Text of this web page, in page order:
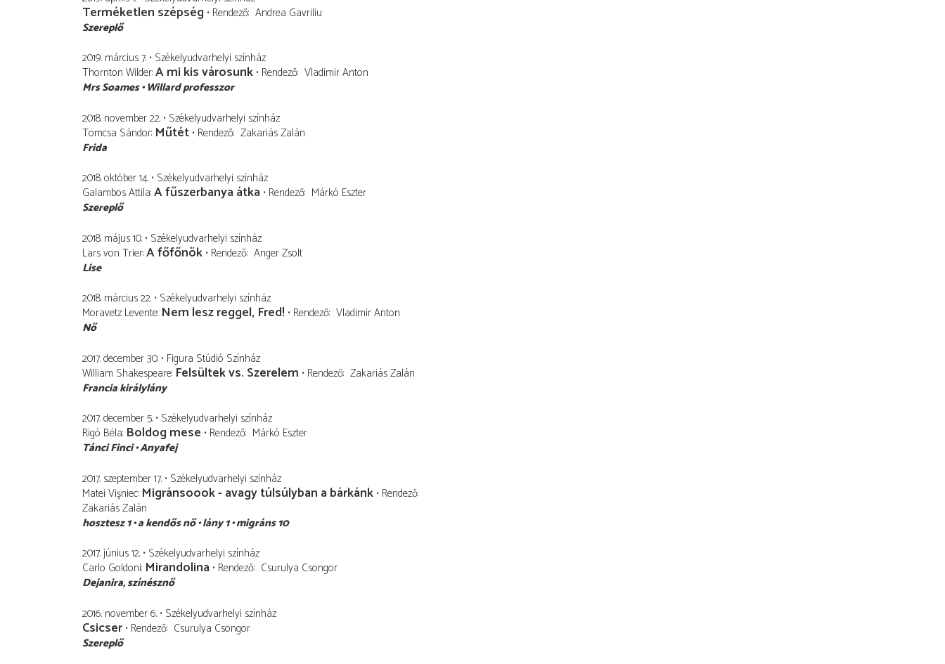
Terméketlen szépség Rendező Andrea Gavriliu
Szereplő
2019. március 7. Székelyudvarhelyi színház
Thornton Wilder A mi kis városunk Rendező Vladimir Anton
Mrs Soames Willard professzor
2018. november 22. Székelyudvarhelyi színház
Tomcsa Sándor Műtét Rendező Zakariás Zalán
Frida
2018. október 14. Székelyudvarhelyi színház
Galambos Attila A fűszerbanya átka Rendező Márkó Eszter
Szereplő
2018. május 10. Székelyudvarhelyi színház
Lars von Trier A főfőnök Rendező Anger Zsolt
Lise
2018. március 22. Székelyudvarhelyi színház
Moravetz Levente Nem lesz reggel, Fred! Rendező Vladimir Anton
Nő
2017. december 30. Figura Stúdió Színház
William Shakespeare Felsültek vs. Szerelem Rendező Zakariás Zalán
Francia királylány
2017. december 5. Székelyudvarhelyi színház
Rigó Béla Boldog mese Rendező Márkó Eszter
Tánci Finci Anyafej
2017. szeptember 17. Székelyudvarhelyi színház
Matei Vişniec Migránsoook - avagy túlsúlyban a bárkánk Rendező
Zakariás Zalán
hosztesz 1 a kendős nő lány 1 migráns 10
2017. június 12. Székelyudvarhelyi színház
Carlo Goldoni Mirandolina Rendező Csurulya Csongor
Dejanira színésznő
2016. november 6. Székelyudvarhelyi színház
Csicser Rendező Csurulya Csongor
Szereplő